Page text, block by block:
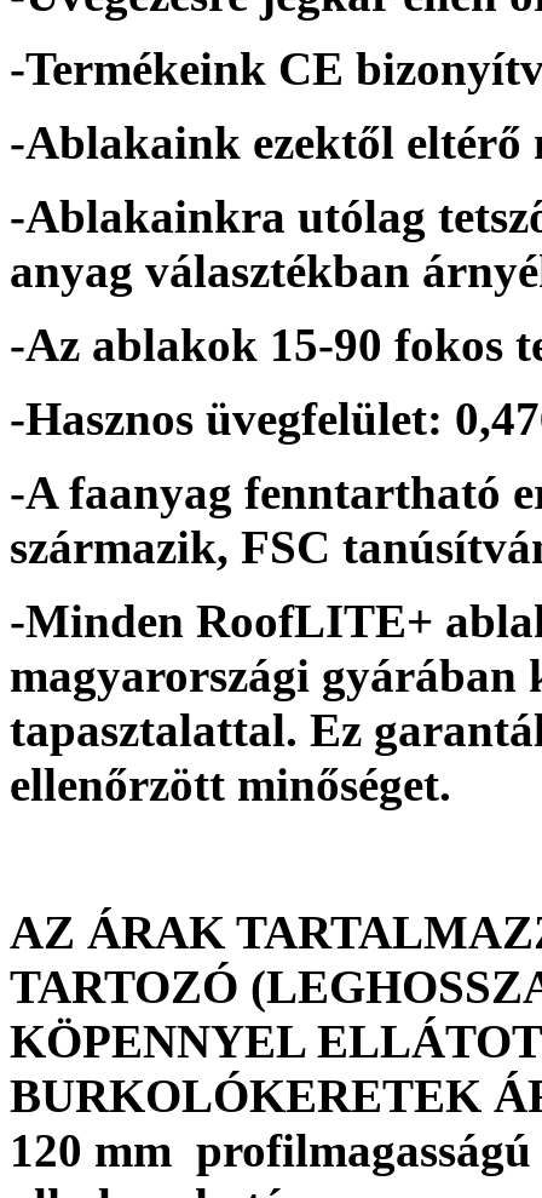
-Termékeink CE
-Ablakaink ezektől eltérő
-Ablakainkra utólag
anyag választékban
-Az ablakok 15-90 fokos
-Hasznos üvegfelület:
-A faanyag fenntartható
származik, FSC
-Minden RoofLITE+
magyarországi gyárában
tapasztalattal. Ez
ellenőrzött minőséget.
AZ ÁRAK
TARTOZÓ
KÖPENNYEL
BURKOLÓKERETEK
120 mm profilmagasságú